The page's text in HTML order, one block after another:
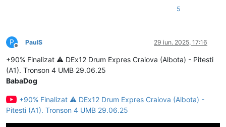
5
P
Deconectat
PaulS 29 iun. 2025, 17:16
+90% Finalizat ⚠️ DEx12 Drum Expres Craiova (Albota) - Pitesti
(A1). Tronson 4 UMB 29.06.25
BabaDog
+90% Finalizat ⚠️ DEx12 Drum Expres Craiova (Albota) -
Pitesti (A1). Tronson 4 UMB 29.06.25